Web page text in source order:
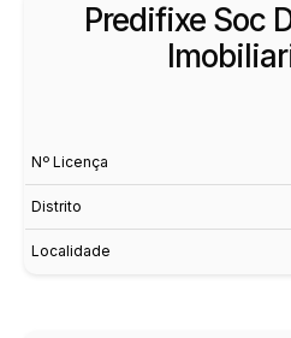
Predifixe Soc
Nº Licença
Distrito
Localidade